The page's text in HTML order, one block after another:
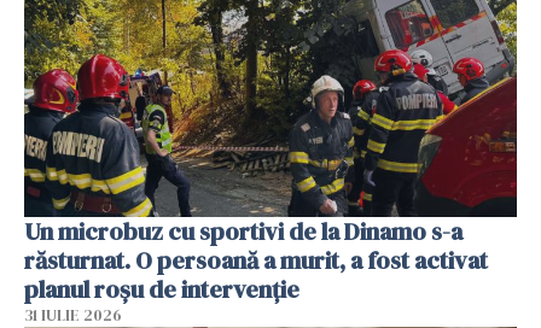
Un microbuz cu sportivi de la Dinamo s-a
răsturnat. O persoană a murit, a fost activat
planul roșu de intervenție
31 IULIE 2026